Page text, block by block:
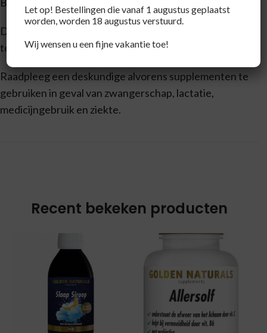
Droog, afgesloten en bij kamertemperatuur bewaren,
tenzij anders geadviseerd op het etiket.
Raadpleeg een deskundige alvorens supplementen te
gebruiken in geval van zwangerschap, lactatie,
medicijngebruik en ziekte.
Recent bekeken producten
Let op! Bestellingen die vanaf 1 augustus geplaatst
worden, worden 18 augustus verstuurd.
Wij wensen u een fijne vakantie toe!